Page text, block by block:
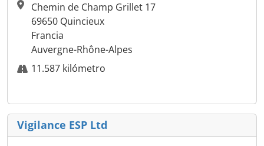
Chemin de Champ Grillet 17
69650 Quincieux
Francia
Auvergne-Rhône-Alpes
11.587 kilómetro
Vigilance ESP Ltd